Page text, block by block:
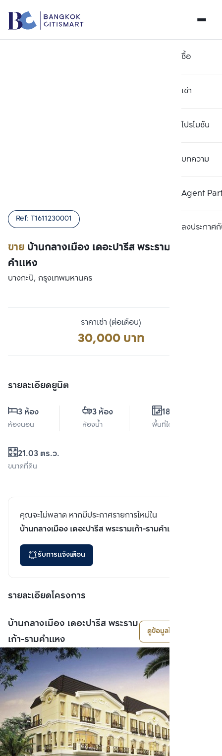
ซื้อ
เช่า
โปรโมชัน
บทความ
Agent
ลงประกาศกั
ขาย บ้านกลางเมือง เดอะปารีส พระรามเก้า-ราม
คําแหง
Ref: T1611230001
บางกะปิ, กรุงเทพมหานคร
ราคาเช่า (ต่อเดือน)
30,000 บาท
รายละเอียดยูนิต
3 ห้อง
ห้องนอน
3 ห้อง
ห้องน้ำ
180 ตร.ม.
พื้นที่ใช้สอย
21.03 ตร.ว.
ขนาดที่ดิน
คุณจะไม่พลาด หากมีประกาศรายการใหม่ใน
บ้านกลางเมือง เดอะปารีส พระรามเก้า-รามคําแหง
รับการแจ้งเตือน
รายละเอียดโครงการ
บ้านกลางเมือง เดอะปารีส พระราม
เก้า-รามคําแหง
ดูข้อมูลโครงการ
เปรียบเทียบ